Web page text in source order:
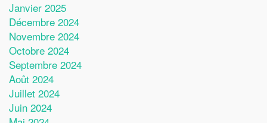
Janvier 2025
Décembre 2024
Novembre 2024
Octobre 2024
Septembre 2024
Août 2024
Juillet 2024
Juin 2024